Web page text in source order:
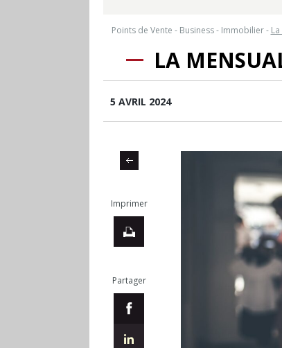
Points de Vente - Business- Immobilier-
LA
5 AVRIL 2024
Imprimer
Partager